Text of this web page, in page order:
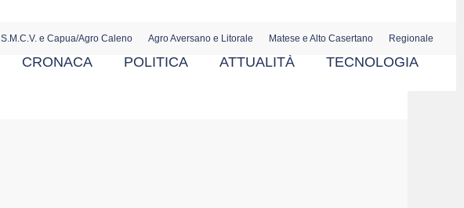
S.M.C.V. e Capua/Agro Caleno Agro Aversano e Litorale Matese e Alto Casertano Regionale
CRONACA POLITICA ATTUALITÀ TECNOLOGIA